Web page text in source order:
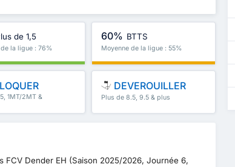
de 1,5
la ligue : 76%
60% BTTS
Moyenne de la ligue : 55%
1MT/2MT &
DEVEROUILLER
Plus de 8.5, 9.5 & plus
FCV Dender EH (Saison 2025/2026, Journée 6,